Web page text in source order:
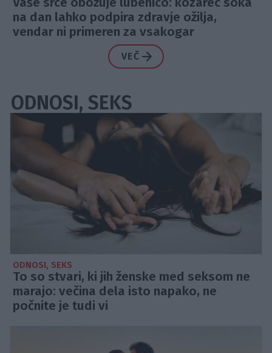
na dan lahko podpira zdravje ožilja,
vendar ni primeren za vsakogar
VEČ
ODNOSI, SEKS
ODNOSI, SEKS
To so stvari, ki jih ženske med seksom ne
marajo: večina dela isto napako, ne
počnite je tudi vi